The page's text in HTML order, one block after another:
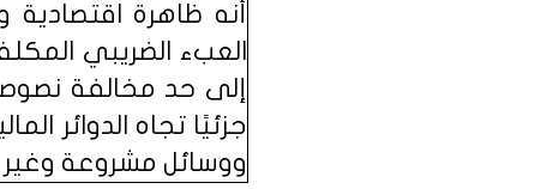
أنه ظاهرة
العبء الضريبي
إلى حد مخالفة
جزئيًا تجاه الدوائر
ووسائل مشروعة